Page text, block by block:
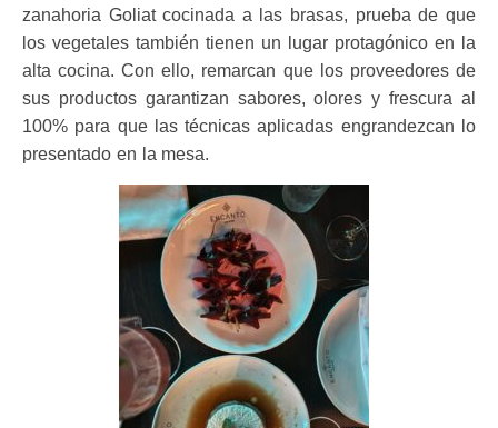
zanahoria Goliat cocinada a las brasas, prueba de que
los vegetales también tienen un lugar protagónico en la
alta cocina. Con ello, remarcan que los proveedores de
sus productos garantizan sabores, olores y frescura al
100% para que las técnicas aplicadas engrandezcan lo
presentado en la mesa.